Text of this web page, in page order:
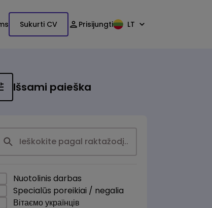
Sukurti CV Prisijungti LT
Išsami paieška
Nuotolinis darbas
Specialūs poreikiai / negalia
Вітаємо українців